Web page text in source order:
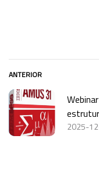
ANTERIOR
2025-